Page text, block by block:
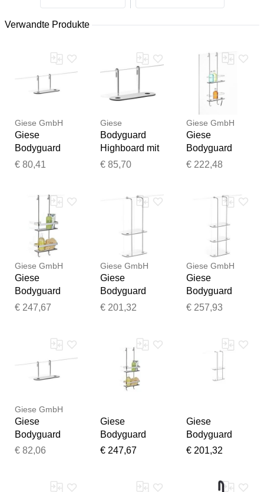
Verwandte Produkte
Giese GmbH
Giese
Bodyguard
Highboard
Halter für
Rasierer
€ 80,41
Giese
Bodyguard
Highboard mit
Halter für
30455-02,
€ 85,70
Giese GmbH
Giese
Bodyguard
Duschkorb
Halter für
Einhängen
€ 222,48
Giese GmbH
Giese
Bodyguard
Newport
chrom, mit
Rasierer
€ 247,67
Giese GmbH
Giese
Bodyguard
Duschkorb
seitlichem
Rasierer
€ 201,32
Giese GmbH
Giese
Bodyguard
Duschkorb
seitlichem
Rasierer
€ 257,93
Giese GmbH
Giese
Bodyguard
Highboard
Halter für
€ 82,06
Giese
Bodyguard
Newport
chrom, mit
€ 247,67
Giese
Bodyguard
Duschkorb
seitlichem
€ 201,32
Vielen Dank für Ihr
Feedback
Ihr Feedback wird nun vor
der Veröffentlichung von